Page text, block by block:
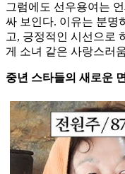
그럼에도 선우용여는
싸 보인다. 이유는 분명
고, 긍정적인 시선으로
게 소녀 같은 사랑스러
중년 스타들의 새로운